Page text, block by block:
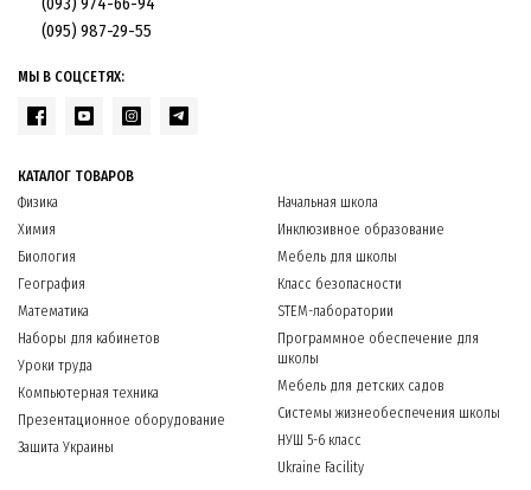
(095) 987-29-55
МЫ В СОЦСЕТЯХ:
КАТАЛОГ ТОВАРОВ
Физика
Химия
Биология
География
Математика
Наборы для кабинетов
Уроки труда
Компьютерная техника
Презентационное оборудование
Защита Украины
Начальная школа
Инклюзивное образование
Мебель для школы
Класс безопасности
STEM-лаборатории
Программное обеспечение для
школы
Мебель для детских садов
Системы жизнеобеспечения школы
НУШ 5-6 класс
Ukraine Facility